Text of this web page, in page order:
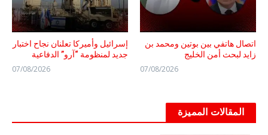
اتصال هاتفي بين بوتين ومحمد بن
زايد لبحث أمن الخليج
07/08/2026
إسرائيل وأميركا تعلنان نجاح اختبار
جديد لمنظومة “آرو” الدفاعية
07/08/2026
المقالات المميزة